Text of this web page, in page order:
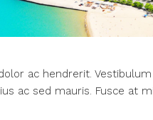
ac hendrerit.
ac sed mauris. Fusce at